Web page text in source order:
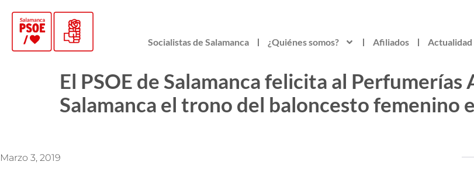
Socialistas de Salamanca ¿Quiénes somos? Afiliados Actualidad
El PSOE de Salamanca felicita al Perfumerías
Salamanca el trono del baloncesto femenino
Marzo 3, 2019